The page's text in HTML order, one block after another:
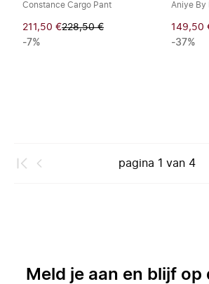
Constance Cargo Pant
211,50 €228,50 €
-7%
Aniye By
149,50
-37%
pagina 1 van 4
Meld je aan en blijf op